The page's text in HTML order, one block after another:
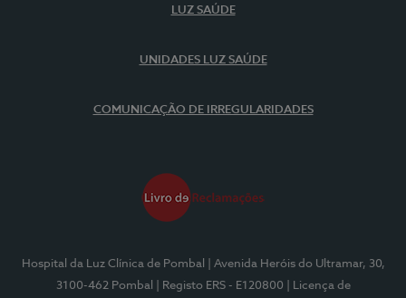
LUZ SAÚDE
UNIDADES LUZ SAÚDE
COMUNICAÇÃO DE IRREGULARIDADES
Hospital da Luz Clínica de Pombal
| Avenida Heróis do Ultramar, 30,
3100-462 Pombal
| Registo ERS - E120800
| Licença de